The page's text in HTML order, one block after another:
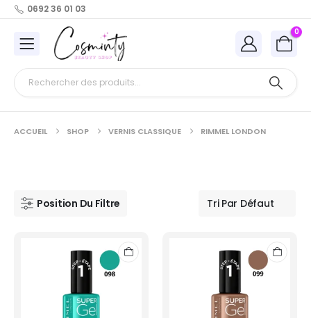
0692 36 01 03
0
ACCUEIL SHOP VERNIS CLASSIQUE RIMMEL LONDON
Position Du Filtre